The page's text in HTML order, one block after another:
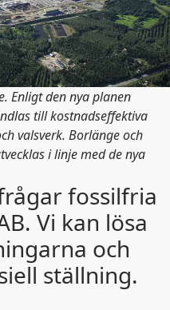
Enligt den nya planen
till kostnadseffektiva
valsverk. Borlänge och
i linje med de nya
fossilfria
Vi kan lösa
och
ställning.